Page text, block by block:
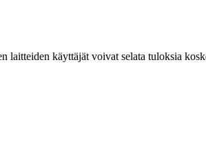
käyttäjät voivat selata tuloksia